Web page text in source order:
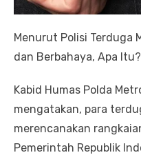
Menurut Polisi Terduga
dan Berbahaya, Apa Itu?
Kabid Humas Polda
mengatakan, para
merencanakan
Pemerintah Republik